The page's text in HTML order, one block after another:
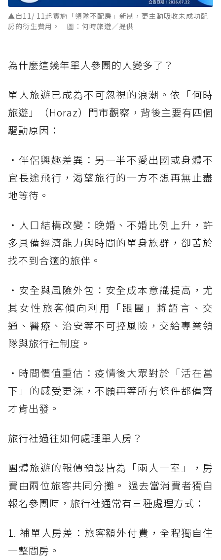
▲自11/ 11起實施「領隊不配房」新制，更主動吸收未成功配
房的衍生費用。 圖：何時旅遊／提供
為什麼這幾年單人參團的人變多了？
單人旅遊已成為不可忽視的浪潮。依「何時
旅遊」（Horaz）門市觀察，背後主要有四個
驅動原因：
・伴侶興趣差異：另一半不愛出國或身體不
宜長途飛行，渴望旅行的一方不想再無止盡
地等待。
・人口結構改變：晚婚、不婚比例上升，許
多具備經濟能力與時間的單身族群，卻苦於
找不到合適的旅伴。
・安全與風險外包：安全成本意識提高，尤
其女性旅客傾向利用「跟團」將語言、交
通、醫療、治安等不可控風險，交給專業領
隊與旅行社制度。
・時間價值重估：疫情後大眾對於「活在當
下」的感受更深，不願再等所有條件都備齊
才肯出發。
旅行社過往如何處理單人房？
團體旅遊的報價預設皆為「兩人一室」，房
費由兩位旅客共同分攤。 過去當消費者獨自
報名參團時，旅行社通常有三種處理方式：
1. 補單人房差：旅客額外付費，全程獨自住
一整間房。